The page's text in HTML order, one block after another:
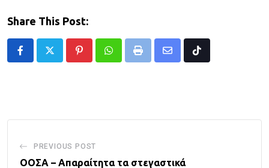
Share This Post:
PinterestWhatsappPrint
Share
Tiktok
PREVIOUS POST
ΟΟΣΑ – Απαραίτητα τα στεγαστικά